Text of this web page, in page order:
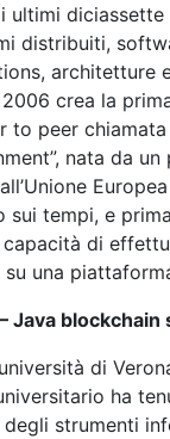
ultimi diciassette
distribuiti,
architetture
2006 crea la
to peer chiamata
nata da
Europea
tempi, e
di
una
Java blockchain
di
ha
degli strumenti